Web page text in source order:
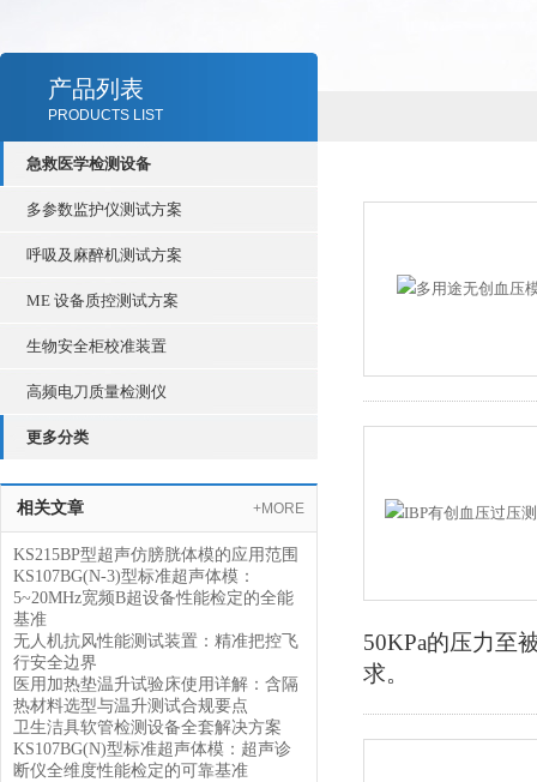
产品列表
PRODUCTS LIST
急救医学检测设备
多参数监护仪测试方案
呼吸及麻醉机测试方案
ME 设备质控测试方案
生物安全柜校准装置
高频电刀质量检测仪
更多分类
相关文章 +MORE
KS215BP型超声仿膀胱体模的应用范围
KS107BG(N-3)型标准超声体模：
5~20MHz宽频B超设备性能检定的全能
基准
无人机抗风性能测试装置：精准把控飞
行安全边界
医用加热垫温升试验床使用详解：含隔
热材料选型与温升测试合规要点
卫生洁具软管检测设备全套解决方案
KS107BG(N)型标准超声体模：超声诊
断仪全维度性能检定的可靠基准
50KPa的压力至
求。